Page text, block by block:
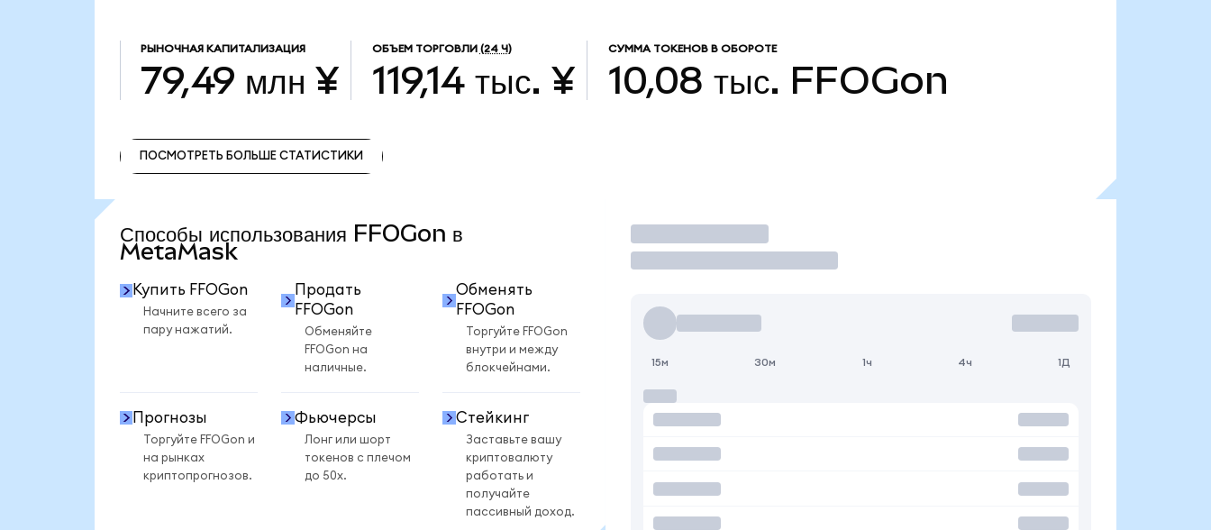
РЫНОЧНАЯ КАПИТАЛИЗАЦИЯ
79,49 млн ¥
ОБЪЕМ ТОРГОВЛИ (24 Ч)
119,14 тыс. ¥
СУММА ТОКЕНОВ В ОБОРОТЕ
10,08 тыс. FFOGon
ПОСМОТРЕТЬ БОЛЬШЕ СТАТИСТИКИ
Способы использования FFOGon в
MetaMask
Купить FFOGon
Начните всего за
пару нажатий.
Продать
FFOGon
Обменяйте
FFOGon на
наличные.
Обменять
FFOGon
Торгуйте FFOGon
внутри и между
блокчейнами.
Прогнозы
Торгуйте FFOGon и
на рынках
криптопрогнозов.
Фьючерсы
Лонг или шорт
токенов с плечом
до 50x.
Стейкинг
Заставьте вашу
криптовалюту
работать и
получайте
пассивный доход.
Торговать
15м 30м 1ч 4ч 1Д